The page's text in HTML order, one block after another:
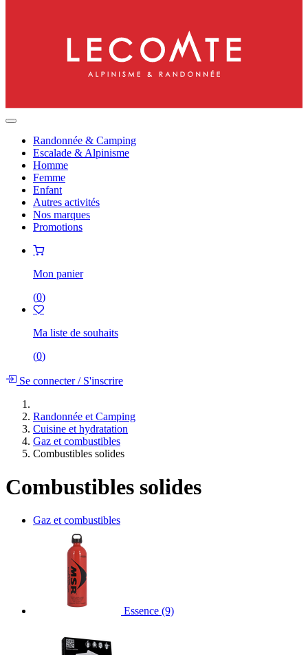
Randonnée & Camping
Escalade & Alpinisme
Homme
Femme
Enfant
Autres activités
Nos marques
Promotions
Mon panier
(0)
Ma liste de souhaits
(0)
Se connecter/S'inscrire
Randonnée et Camping
Cuisine et hydratation
Gaz et combustibles
Combustibles solides
Combustibles solides
Gaz et combustibles
Essence (9)